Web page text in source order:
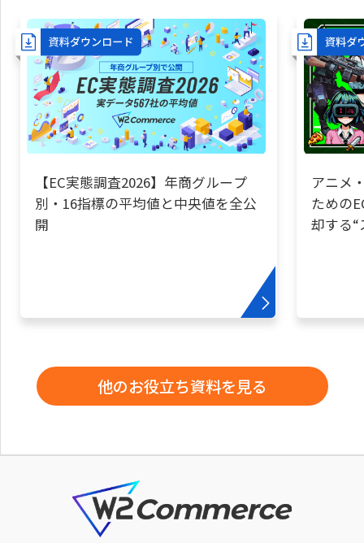
【EC実態調査2026】年商グループ
別・16指標の平均値と中央値を全公
開
アニメ
ための
却する
他のお役立ち資料を見る